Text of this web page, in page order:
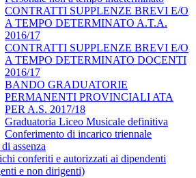
CONTRATTI SUPPLENZE BREVI E/O
A TEMPO DETERMINATO A.T.A.
2016/17
CONTRATTI SUPPLENZE BREVI E/O
A TEMPO DETERMINATO DOCENTI
2016/17
BANDO GRADUATORIE
PERMANENTI PROVINCIALI ATA
PER A.S. 2017/18
Graduatoria Liceo Musicale definitiva
Conferimento di incarico triennale
assenza
conferiti e autorizzati ai dipendenti
e non dirigenti)